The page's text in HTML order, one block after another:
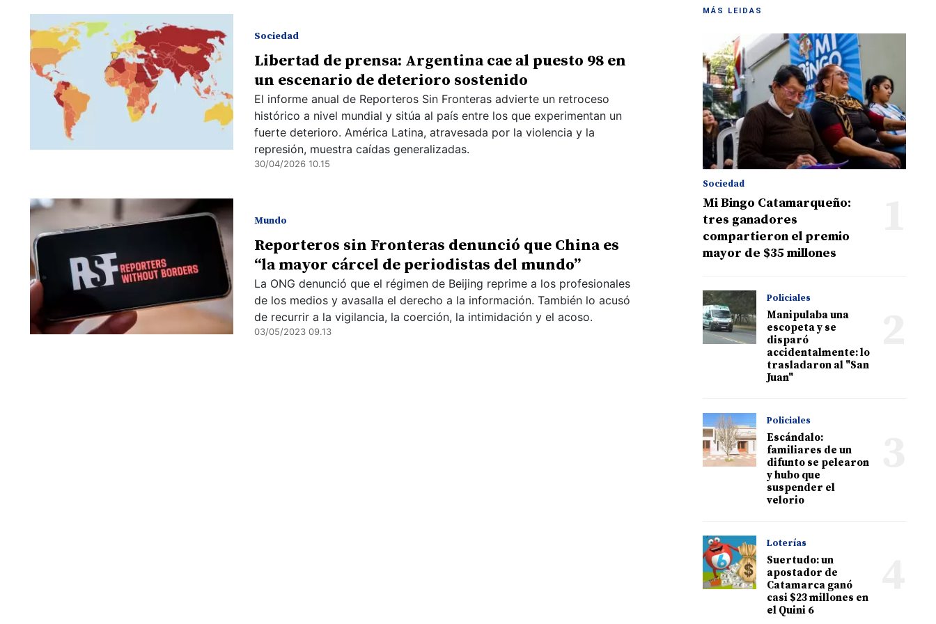
Sociedad
Libertad de prensa: Argentina cae al puesto 98 en
un escenario de deterioro sostenido
El informe anual de Reporteros Sin Fronteras advierte un retroceso
histórico a nivel mundial y sitúa al país entre los que experimentan un
fuerte deterioro. América Latina, atravesada por la violencia y la
represión, muestra caídas generalizadas.
30/04/2026 10.15
Mundo
Reporteros sin Fronteras denunció que China es
“la mayor cárcel de periodistas del mundo”
La ONG denunció que el régimen de Beijing reprime a los profesionales
de los medios y avasalla el derecho a la información. También lo acusó
de recurrir a la vigilancia, la coerción, la intimidación y el acoso.
03/05/2023 09.13
MÁS LEIDAS
Sociedad
Mi Bingo Catamarqueño:
tres ganadores
compartieron el premio
mayor de $35 millones
Policiales
Manipulaba una
escopeta y se
disparó
accidentalmente: lo
trasladaron al "San
Juan"
Policiales
Escándalo:
familiares de un
difunto se pelearon
y hubo que
suspender el
velorio
Loterías
Suertudo: un
apostador de
Catamarca ganó
casi $23 millones en
el Quini 6